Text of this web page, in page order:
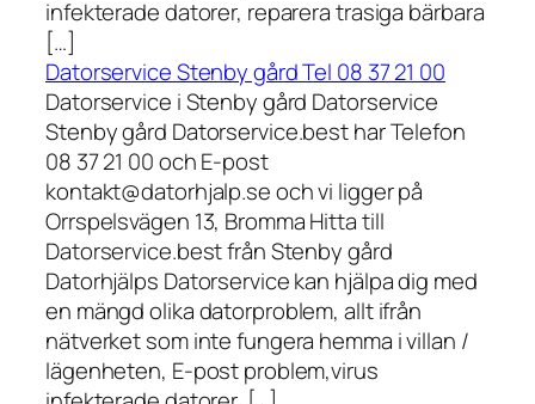
infekterade datorer, reparera trasiga bärbara
[…]
Datorservice Stenby gård Tel 08 37 21 00
Datorservice i Stenby gård Datorservice
Stenby gård Datorservice.best har Telefon
08 37 21 00 och E-post
kontakt@datorhjalp.se och vi ligger på
Orrspelsvägen 13, Bromma Hitta till
Datorservice.best från Stenby gård
Datorhjälps Datorservice kan hjälpa dig med
en mängd olika datorproblem, allt ifrån
nätverket som inte fungera hemma i villan /
lägenheten, E-post problem,virus